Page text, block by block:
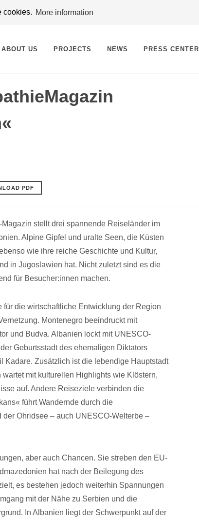
cookies. More information
ABOUT US PROJECTS NEWS PRESS CENTER
PDF
stellt drei spannende Reiseländer im
Alpine Gipfel und uralte Seen, die Küsten
wie ihre reiche Geschichte und Kultur,
in Jugoslawien hat. Nicht zuletzt sind es die
für Besucher:innen machen.
die wirtschaftliche Entwicklung der Region
Montenegro beeindruckt mit
und Budva. Albanien lockt mit UNESCO-
Geburtsstadt des ehemaligen Diktators
Kadare. Zusätzlich ist die lebendige Hauptstadt
mit kulturellen Highlights wie Klöstern,
auf. Andere Reiseziele verbinden die
führt Wandernde durch die
Ohridsee – auch UNESCO-Welterbe –
aber auch Chancen. Sie streben den EU-
hat nach der Beilegung des
es bestehen jedoch weiterhin Spannungen
mit der Nähe zu Serbien und die
In Albanien liegt der Schwerpunkt auf der